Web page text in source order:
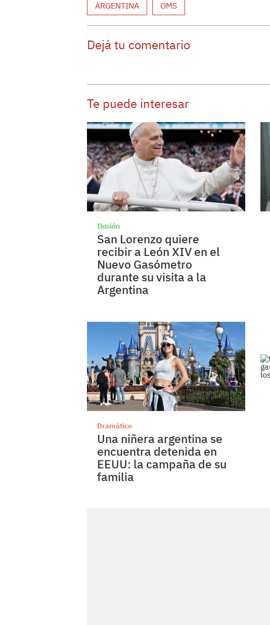
ARGENTINA OMS
Dejá tu comentario
Te puede interesar
Ilusión
San Lorenzo quiere
recibir a León XIV en el
Nuevo Gasómetro
durante su visita a la
Argentina
Dramático
Una niñera argentina se
encuentra detenida en
EEUU: la campaña de su
familia